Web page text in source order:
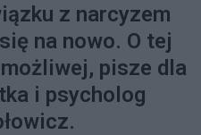
z narcyzem
na nowo. O tej
pisze dla
i psycholog